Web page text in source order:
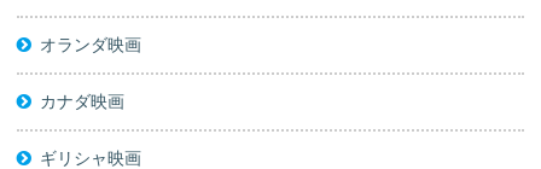
オランダ映画
カナダ映画
ギリシャ映画